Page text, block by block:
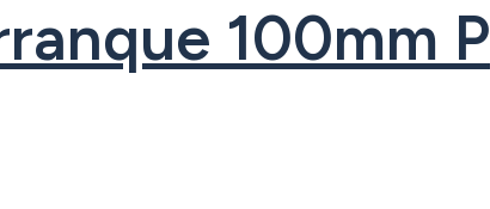
100mm P